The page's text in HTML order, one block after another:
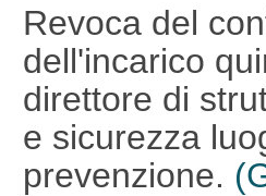
Revoca del
dell'incarico
direttore di
e sicurezza
prevenzione.